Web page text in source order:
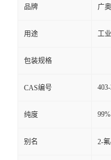
品牌 广奥
用途 工
包装规格
CAS编号
纯度 99%
别名 2-